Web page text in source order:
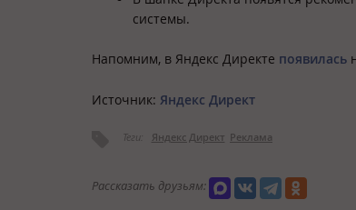
системы.
Напомним, в Яндекс Директе появилась
Источник: Яндекс Директ
Теги: Яндекс Директ Реклама
Рассказать друзьям: